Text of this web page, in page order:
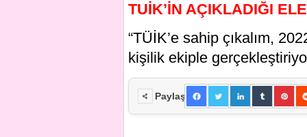
TUİK’İN AÇIKLADIĞI
“TÜİK’e sahip çıkalım,
kişilik ekiple
Paylaş